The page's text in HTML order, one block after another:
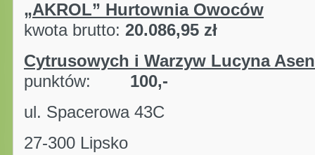
„AKROL” Hurtownia Owoców
kwota brutto: 20.086,95 zł
Cytrusowych i Warzyw Lucyna
punktów: 100,-
ul. Spacerowa 43C
27-300 Lipsko